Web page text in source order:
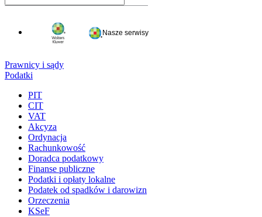
Nasze serwisy
Prawnicy i sądy
Podatki
PIT
CIT
VAT
Akcyza
Ordynacja
Rachunkowość
Doradca podatkowy
Finanse publiczne
Podatki i opłaty lokalne
Podatek od spadków i darowizn
Orzeczenia
KSeF